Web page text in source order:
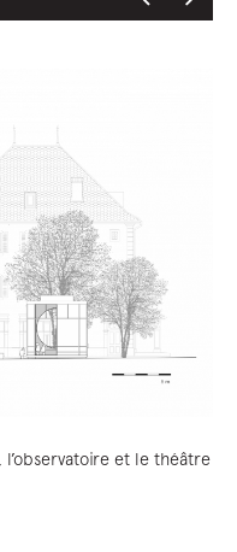
et le théâtre